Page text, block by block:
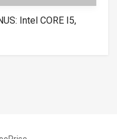
Intel CORE I5,